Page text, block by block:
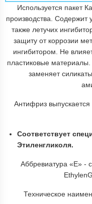
Используется пакет
производства. Содержит
также летучих
защиту от коррозии
ингибитором. Не
пластиковые
заменяет
Антифриз
Соответствует
Этиленгликоля.
Аббревиатура «E» -
Техническое